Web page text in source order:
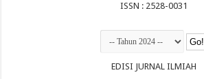
ISSN : 2528-0031
EDISI JURNAL ILMIAH